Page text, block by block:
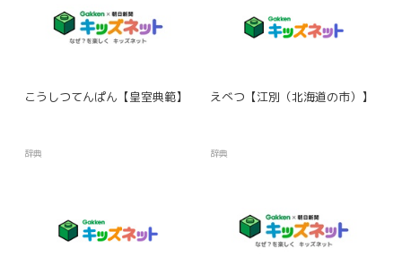
こうしつてんぱん【皇室典範】
辞典
えべつ【江別（北海道の市）】
辞典